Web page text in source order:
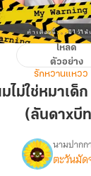
โหลด
ตัวอย่าง
รักหวานแหวว
ไม่ใช่หมาเด็
(ลันดาxบี
เรื่อง
นามปากก
ตะวันมัด